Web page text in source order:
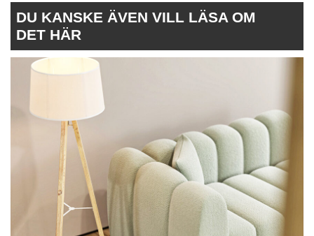
DU KANSKE ÄVEN VILL LÄSA OM
DET HÄR